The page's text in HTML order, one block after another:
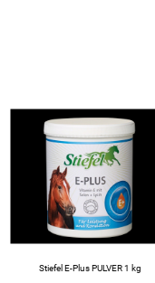
Stiefel E-Plus PULVER 1 kg